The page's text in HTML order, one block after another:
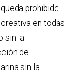
prohibido
en todas
sin la
de
sin la